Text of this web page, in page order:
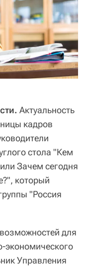
Актуальность
кадров
стола "Кем
Зачем сегодня
который
"Россия
для
экономического
Управления